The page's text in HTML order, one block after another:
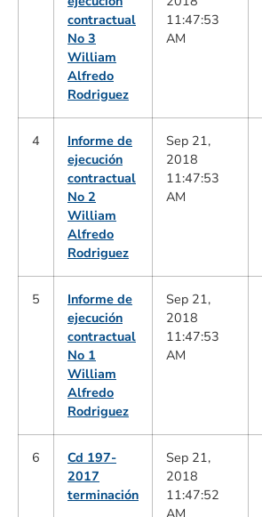
contractual
No 3
William
Alfredo
Rodriguez
11:47:53
AM
4
Informe de
ejecución
contractual
No 2
William
Alfredo
Rodriguez
Sep 21,
2018
11:47:53
AM
5
Informe de
ejecución
contractual
No 1
William
Alfredo
Rodriguez
Sep 21,
2018
11:47:53
AM
6
Cd 197-
2017
terminación
Sep 21,
2018
11:47:52
AM